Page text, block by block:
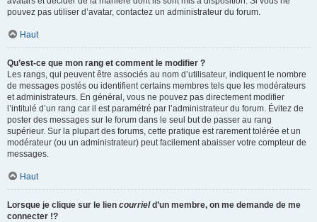
pouvez pas utiliser d’avatar, contactez un administrateur du forum.
Haut
Qu’est-ce que mon rang et comment le modifier ?
Les rangs, qui peuvent être associés au nom d’utilisateur, indiquent le nombre
de messages postés ou identifient certains membres tels que les modérateurs
et administrateurs. En général, vous ne pouvez pas directement modifier
l’intitulé d’un rang car il est paramétré par l’administrateur du forum. Évitez de
poster des messages sur le forum dans le seul but de passer au rang
supérieur. Sur la plupart des forums, cette pratique est rarement tolérée et un
modérateur (ou un administrateur) peut facilement abaisser votre compteur de
messages.
Haut
Lorsque je clique sur le lien courrield’un membre, on me demande de me
connecter !?